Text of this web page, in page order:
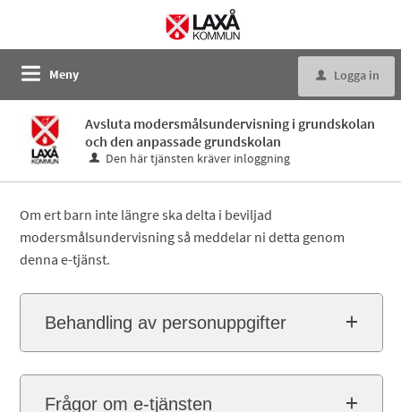
Meny u Logga in
Avsluta modersmålsundervisning i grundskolan
och den anpassade grundskolan
Den här tjänsten kräver inloggning
Om ert barn inte längre ska delta i beviljad
modersmålsundervisning så meddelar ni detta genom
denna e-tjänst.
Behandling av personuppgifter
Frågor om e-tjänsten